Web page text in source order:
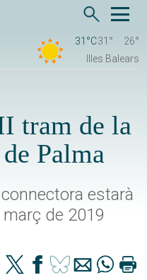
31°C31°
26°
Illes Balears
tram de la
Palma
estarà
de 2019